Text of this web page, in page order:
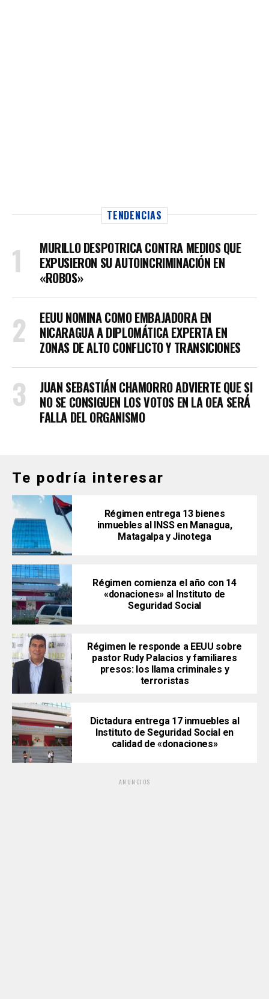
TENDENCIAS
MURILLO DESPOTRICA CONTRA MEDIOS QUE
EXPUSIERON SU AUTOINCRIMINACIÓN EN
«ROBOS»
EEUU NOMINA COMO EMBAJADORA EN
NICARAGUA A DIPLOMÁTICA EXPERTA EN
ZONAS DE ALTO CONFLICTO Y TRANSICIONES
JUAN SEBASTIÁN CHAMORRO ADVIERTE QUE SI
NO SE CONSIGUEN LOS VOTOS EN LA OEA SERÁ
FALLA DEL ORGANISMO
Te podría interesar
Régimen entrega 13 bienes
inmuebles al INSS en Managua,
Matagalpa y Jinotega
Régimen comienza el año con 14
«donaciones» al Instituto de
Seguridad Social
Régimen le responde a EEUU sobre
pastor Rudy Palacios y familiares
presos: los llama criminales y
terroristas
Dictadura entrega 17 inmuebles al
Instituto de Seguridad Social en
calidad de «donaciones»
ANUNCIOS